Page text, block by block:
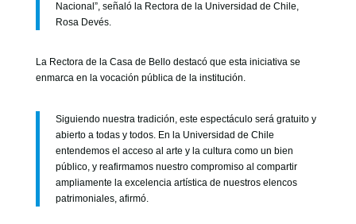
Nacional”, señaló la Rectora de la Universidad de Chile,
Rosa Devés.
La Rectora de la Casa de Bello destacó que esta iniciativa se
enmarca en la vocación pública de la institución.
Siguiendo nuestra tradición, este espectáculo será gratuito y
abierto a todas y todos. En la Universidad de Chile
entendemos el acceso al arte y la cultura como un bien
público, y reafirmamos nuestro compromiso al compartir
ampliamente la excelencia artística de nuestros elencos
patrimoniales, afirmó.